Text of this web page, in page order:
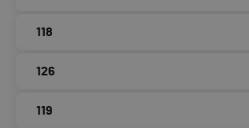
118
126
119